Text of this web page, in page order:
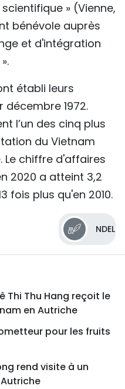
» (Vienne,
bénévole auprès
et d'intégration
établi leurs
décembre 1972.
l’un des cinq plus
du Vietnam
Le chiffre d'affaires
2020 a atteint 3,2
fois plus qu'en 2010.
NDEL
Thi Thu Hang reçoit le
en Autriche
pour les fruits
rend visite à un